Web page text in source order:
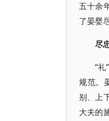
五十余
了晏婴
尽
“
规范。
别、上
大夫的